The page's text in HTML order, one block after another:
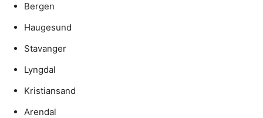
Bergen
Haugesund
Stavanger
Lyngdal
Kristiansand
Arendal